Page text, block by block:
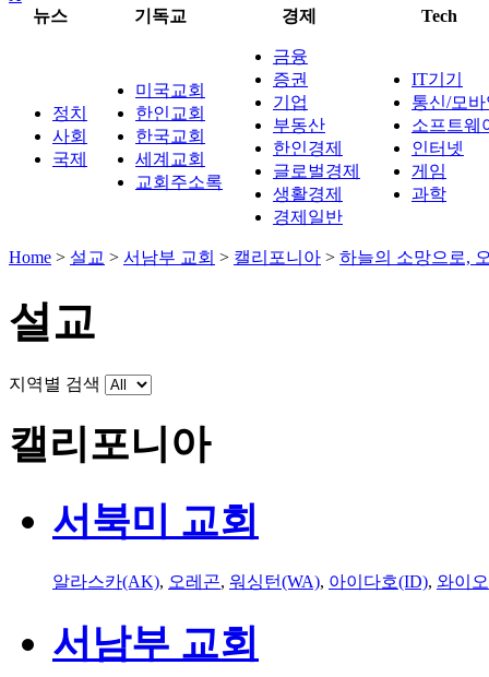
뉴스
기독교 경제 Tech
정치
사회
국제
미국교회
한인교회
한국교회
세계교회
교회주소록
금융
증권
기업
부동산
한인경제
글로벌경제
생활경제
경제일반
IT기기
통신/모
소프트웨
인터넷
게임
과학
Home > 설교 > 서남부 교회 > 캘리포니아 > 하늘의 소망으로,
설교
지역별 검색
캘리포니아
서북미 교회
알라스카(AK), 오레곤, 워싱턴(WA), 아이다호(ID), 와이
서남부 교회